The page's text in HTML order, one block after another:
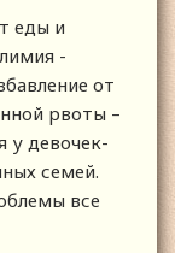
еды и
-
от
рвоты –
у девочек-
семей.
все